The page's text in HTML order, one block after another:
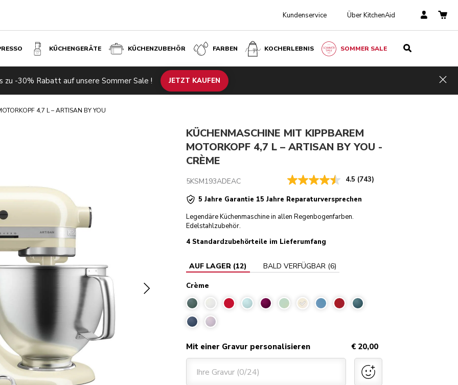
Kundenservice Über KitchenAid
KÜCHENGERÄTE KÜCHENZUBEHÖR FARBEN KOCHERLEBNIS SOMMER SALE
zu -30% Rabatt auf unsere Sommer Sale ! JETZT KAUFEN
4,7 L – ARTISAN BY YOU
Produkte
Inspiration Technische Daten Bewertungen
€ 441,75
KÜCHENMASCHINE MIT KIPPBAREM
MOTORKOPF 4,7 L – ARTISAN BY YOU -
CRÈME
5KSM193ADEAC 4.5 (743)
5 Jahre Garantie 15 Jahre Reparaturversprechen
Legendäre Küchenmaschine in allen Regenbogenfarben.
Edelstahlzubehör.
4 Standardzubehörteile im Lieferumfang
AUF LAGER(12) BALD VERFÜGBAR(6)
Crème
Crème
Mit einer Gravur personalisieren € 20,00
Ihre Gravur (0/24)